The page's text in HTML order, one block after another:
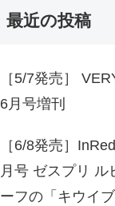
最近の投稿
［5/7発売］
6月号増刊
［6/8発売］
月号 ゼスプリ ル
ーフの「キウイ